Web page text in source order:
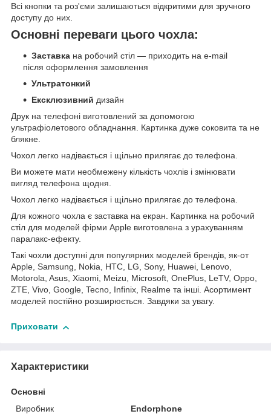
Всі кнопки та роз'єми залишаються відкритими для зручного
доступу до них.
Основні переваги цього чохла:
Заставка на робочий стіл — приходить на e-mail
після оформлення замовлення
Ультратонкий
Ексклюзивний дизайн
Друк на телефоні виготовлений за допомогою
ультрафіолетового обладнання. Картинка дуже соковита та не
блякне.
Чохол легко надівається і щільно прилягає до телефона.
Ви можете мати необмежену кількість чохлів і змінювати
вигляд телефона щодня.
Чохол легко надівається і щільно прилягає до телефона.
Для кожного чохла є заставка на екран. Картинка на робочий
стіл для моделей фірми Apple виготовлена з урахуванням
паралакс-ефекту.
Такі чохли доступні для популярних моделей брендів, як-от
Apple, Samsung, Nokia, HTC, LG, Sony, Huawei, Lenovo,
Motorola, Asus, Xiaomi, Meizu, Microsoft, OnePlus, LeTV, Oppo,
ZTE, Vivo, Google, Tecno, Infinix, Realme та інші. Асортимент
моделей постійно розширюється. Завдяки за увагу.
Приховати
Характеристики
Основні
Виробник
Endorphone